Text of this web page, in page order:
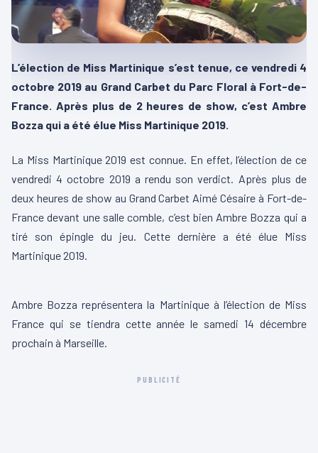
L’élection de Miss Martinique s’est tenue, ce vendredi 4
octobre 2019 au Grand Carbet du Parc Floral à Fort-de-
France. Après plus de 2 heures de show, c’est Ambre
Bozza qui a été élue Miss Martinique 2019.
La Miss Martinique 2019 est connue. En effet, l’élection de ce
vendredi 4 octobre 2019 a rendu son verdict. Après plus de
deux heures de show au Grand Carbet Aimé Césaire à Fort-de-
France devant une salle comble, c’est bien Ambre Bozza qui a
tiré son épingle du jeu. Cette dernière a été élue Miss
Martinique 2019.
e
c
t
Ambre Bozza représentera la Martinique à l’élection de Miss
France qui se tiendra cette année le samedi 14 décembre
prochain à Marseille.
PUBLICITÉ